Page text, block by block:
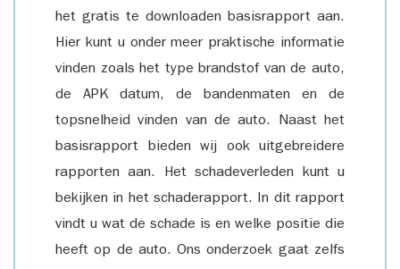
het gratis te downloaden basisrapport aan.
Hier kunt u onder meer praktische informatie
vinden zoals het type brandstof van de auto,
de APK datum, de bandenmaten en de
topsnelheid vinden van de auto. Naast het
basisrapport bieden wij ook uitgebreidere
rapporten aan. Het schadeverleden kunt u
bekijken in het schaderapport. In dit rapport
vindt u wat de schade is en welke positie die
heeft op de auto. Ons onderzoek gaat zelfs